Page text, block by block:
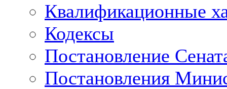
Квалификационные
Кодексы
Постановление
Постановления